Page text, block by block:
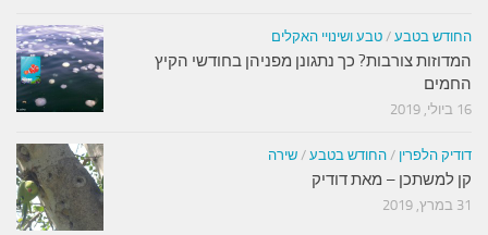
החודש בטבע / טבע ושינויי האקלים
המדוזות צורבות? כך נתגונן מפניהן בחודשי הקיץ
החמים
16 ביולי, 2019
דודיק הלפרין / החודש בטבע / שירה
קן למשתכן – מאת דודיק
31 במרץ, 2019